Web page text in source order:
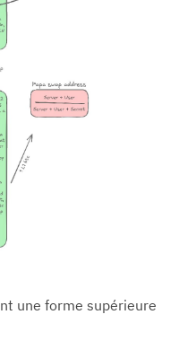
une forme supérieure